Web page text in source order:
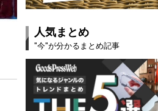
人気まとめ
"今"が分かるまとめ記事